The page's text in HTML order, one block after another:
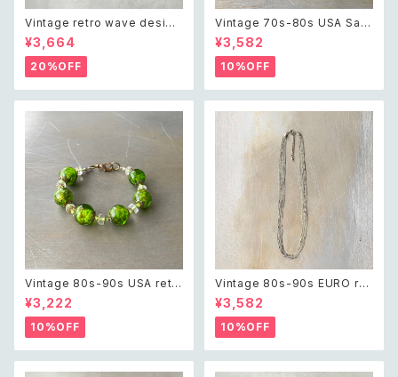
Vintage retro wave design
beads embroidery dark gr
een clutch bag レトロ ヴィン
テージ ウェーブ デザイン ビー
ズ刺繍 ブラック 黒 クラシカル
クラッチバッグ
¥3,664
20%OFF
Vintage 70s-80s USA Sara
h Coventry classical chain
bracelet レトロ アメリカ ヴィ
ンテージ アクセサリー サラコベ
ントリー ゴールド クラシカル チ
ェーン ブレスレット
¥3,582
10%OFF
Vintage 80s-90s USA retr
o green glass beads brac
elet レトロ アメリカ ヴィンテー
ジ アクセサリー グリーン 緑 ガ
ラス ビーズ ブレスレット
¥3,222
10%OFF
Vintage 80s-90s EURO ret
ro design chain long neckl
ace レトロ ユーロ ヴィンテー
ジ アクセサリー シルバー デザ
イン チェーン 10連 ロング ネッ
クレス
¥3,582
10%OFF